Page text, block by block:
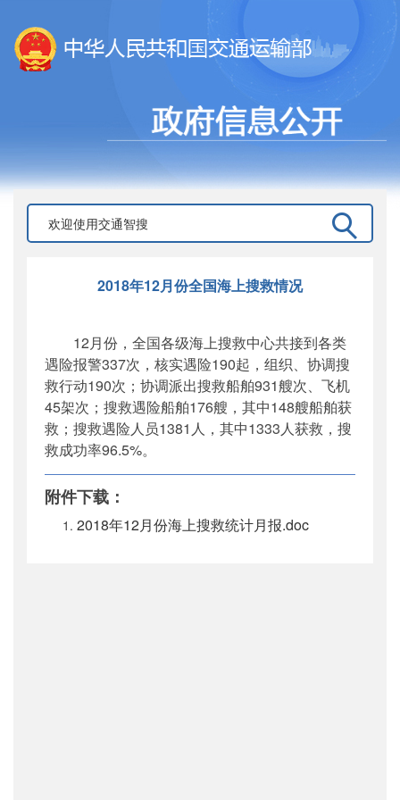
2018年12月份全国海上搜救情况
12月份，全国各级海上搜救中心共接到各类
遇险报警337次，核实遇险190起，组织、协调搜
救行动190次；协调派出搜救船舶931艘次、飞机
45架次；搜救遇险船舶176艘，其中148艘船舶获
救；搜救遇险人员1381 人，其中1333 人获救，搜
救成功率96.5%。
附件下载：
2018年12月份海上搜救统计月报.doc